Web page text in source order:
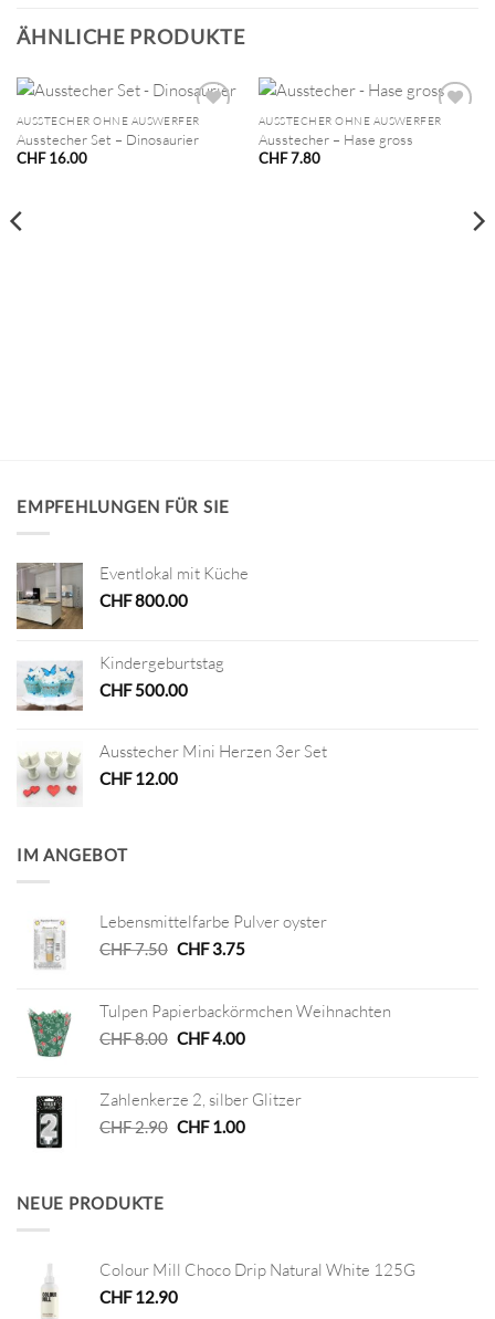
ÄHNLICHE PRODUKTE
AUSSTECHER OHNE AUSWERFER
Ausstecher Set – Dinosaurier
CHF16.00
AUSSTECHER OHNE AUSWERFER
Ausstecher – Hase gross
CHF7.80
EMPFEHLUNGEN FÜR SIE
Eventlokal mit Küche
CHF800.00
Kindergeburtstag
CHF500.00
Ausstecher Mini Herzen 3er Set
CHF12.00
IM ANGEBOT
Lebensmittelfarbe Pulver oyster
CHF7.50 Ursprünglicher
CHF 7.50
CHF3.75Aktueller
CHF 3.75.
Tulpen Papierbackörmchen Weihnachten
CHF8.00 Ursprünglicher
CHF 8.00
CHF4.00Aktueller
CHF 4.00.
Zahlenkerze 2, silber Glitzer
CHF2.90 Ursprünglicher
CHF1.00Aktueller
NEUE PRODUKTE
Colour Mill Choco Drip Natural White 125G
CHF12.90